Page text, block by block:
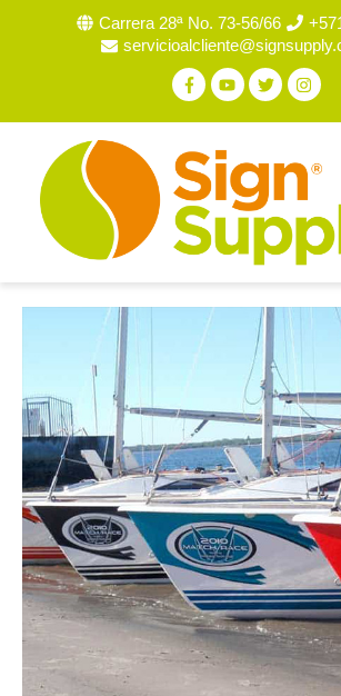
Carrera 28ª No. 73-56/66